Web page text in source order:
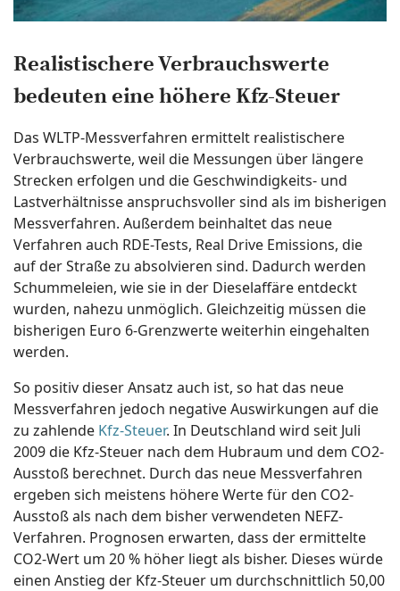
Realistischere Verbrauchswerte
bedeuten eine höhere Kfz-Steuer
Das WLTP-Messverfahren ermittelt realistischere
Verbrauchswerte, weil die Messungen über längere
Strecken erfolgen und die Geschwindigkeits- und
Lastverhältnisse anspruchsvoller sind als im bisherigen
Messverfahren. Außerdem beinhaltet das neue
Verfahren auch RDE-Tests, Real Drive Emissions, die
auf der Straße zu absolvieren sind. Dadurch werden
Schummeleien, wie sie in der Dieselaffäre entdeckt
wurden, nahezu unmöglich. Gleichzeitig müssen die
bisherigen Euro 6-Grenzwerte weiterhin eingehalten
werden.
So positiv dieser Ansatz auch ist, so hat das neue
Messverfahren jedoch negative Auswirkungen auf die
zu zahlende Kfz-Steuer. In Deutschland wird seit Juli
2009 die Kfz-Steuer nach dem Hubraum und dem CO2-
Ausstoß berechnet. Durch das neue Messverfahren
ergeben sich meistens höhere Werte für den CO2-
Ausstoß als nach dem bisher verwendeten NEFZ-
Verfahren. Prognosen erwarten, dass der ermittelte
CO2-Wert um 20 % höher liegt als bisher. Dieses würde
einen Anstieg der Kfz-Steuer um durchschnittlich 50,00